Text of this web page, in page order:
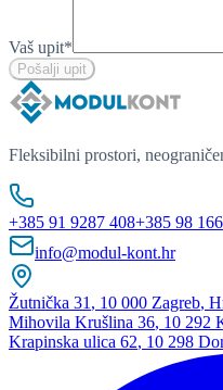
Vaš upit*
Pošalji upit
Fleksibilni prostori,
+385 91 9287 408+385 98
info@modul-kont.hr
Žutnička 31 , 10 000 Zagreb,
Mihovila Krušlina 36, 10 292
Krapinska ulica 62, 10 298